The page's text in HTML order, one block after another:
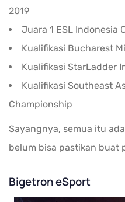
2019
Juara 1 ESL Indonesia
Kualifikasi Bucharest
Kualifikasi StarLadder
Kualifikasi Southeast
Championship
Sayangnya, semua itu
belum bisa pastikan buat
Bigetron eSport